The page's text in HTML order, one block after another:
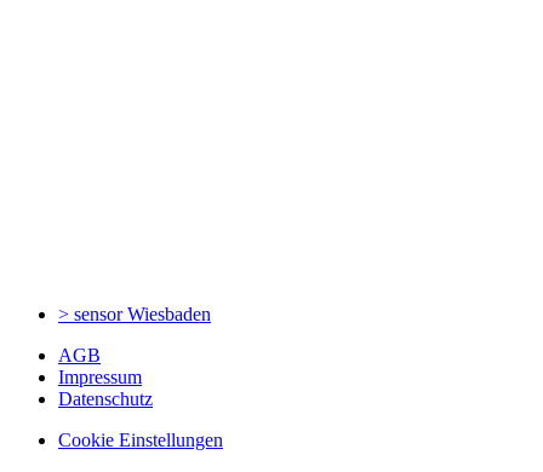
> sensorWiesbaden
AGB
Impressum
Datenschutz
Cookie Einstellungen